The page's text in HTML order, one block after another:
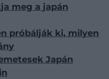
meg a japán
próbálják ki, milyen
Japán